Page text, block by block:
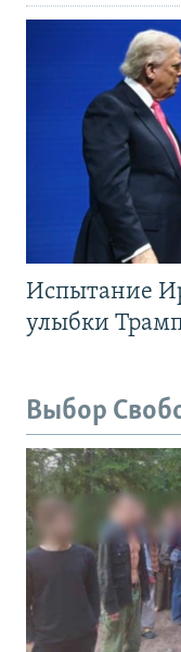
Испытание
улыбки
Выбор